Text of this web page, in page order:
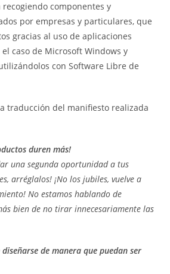
componentes y
por empresas y particulares, que
gracias al uso de aplicaciones
caso de Microsoft Windows y
con Software Libre de
traducción del manifiesto realizada
duren más!
una segunda oportunidad a tus
arréglalos! ¡No los jubiles, vuelve a
No estamos hablando de
bien de no tirar innecesariamente las
diseñarse de manera que puedan ser